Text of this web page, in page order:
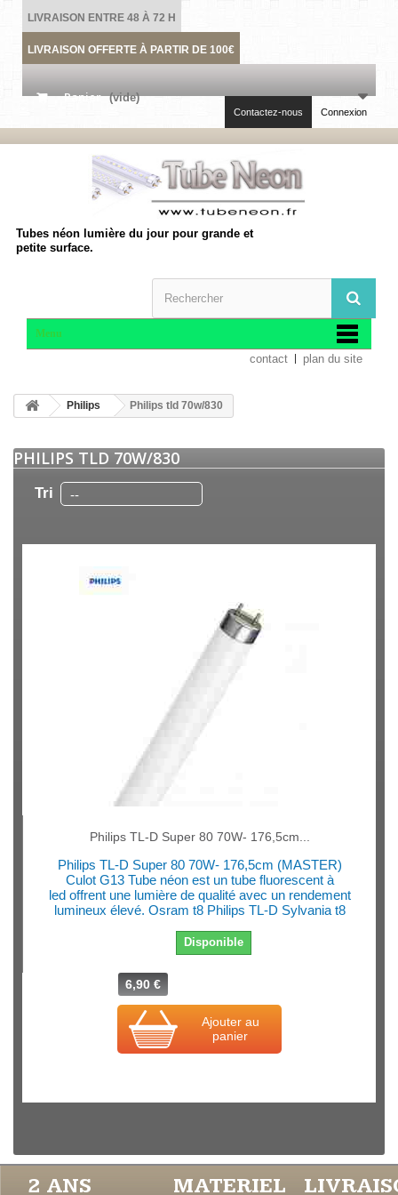
LIVRAISON ENTRE 48 À 72 H
LIVRAISON OFFERTE À PARTIR DE 100€
Panier (vide)
Connexion
Contactez-nous
Tubes néon lumière du jour pour grande et
petite surface.
Menu
contact plan du site
Philips Philips tld 70w/830
PHILIPS TLD 70W/830
Tri --
Philips TL-D Super 80 70W- 176,5cm...
Philips TL-D Super 80 70W- 176,5cm (MASTER)
Culot G13 Tube néon est un tube fluorescent à
led offrent une lumière de qualité avec un rendement
lumineux élevé. Osram t8 Philips TL-D Sylvania t8
Disponible
6,90 €
Ajouter au
panier
2 ANS MATERIEL